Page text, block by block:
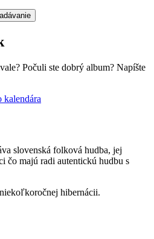
Počuli ste dobrý album? Napíšte
slovenská folková hudba, jej
čo majú radi autentickú hudbu s
hibernácii.